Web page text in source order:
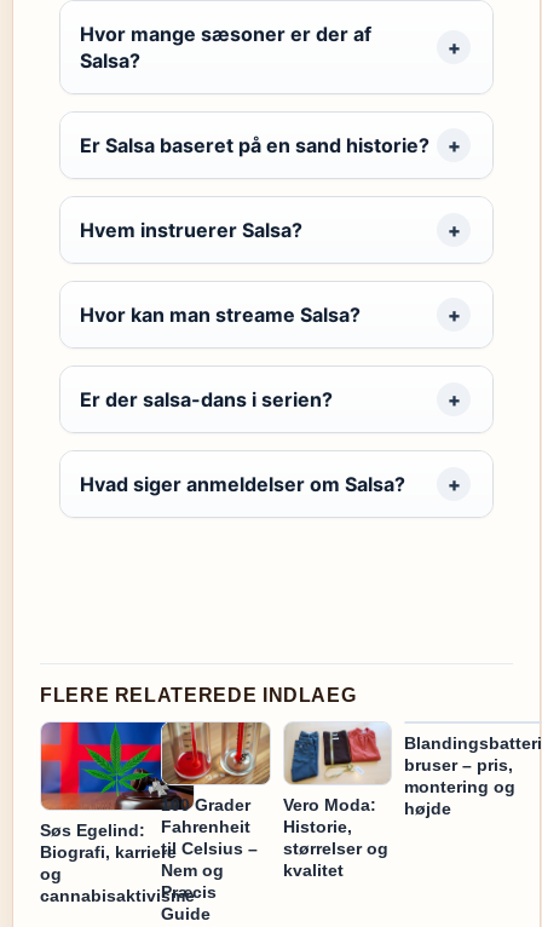
Hvor mange sæsoner er der af
Salsa?
Er Salsa baseret på en sand historie?
Hvem instruerer Salsa?
Hvor kan man streame Salsa?
Er der salsa-dans i serien?
Hvad siger anmeldelser om Salsa?
FLERE RELATEREDE INDLAEG
Søs Egelind:
Biografi, karriere
og
cannabisaktivisme
100 Grader
Fahrenheit
til Celsius –
Nem og
Præcis
Guide
Vero Moda:
Historie,
størrelser og
kvalitet
Blandingsbatteri
bruser – pris,
montering og
højde